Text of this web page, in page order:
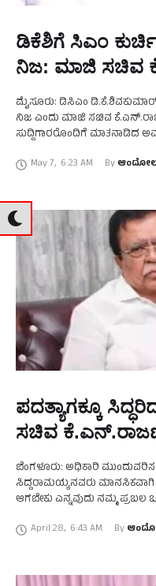
ಡಿಕೆಶಿಗೆ ಸಿಎಂ
ನಿಜ: ಮಾಜಿ ಸಚಿವ
ಮೈಸೂರು: ಡಿಸಿಎಂ
ನಿಜ ಎಂದು ಮಾಜಿ ಸಚಿವ
ಸುದ್ದಿಗಾರರೊಂದಿಗೆ ಮಾತನಾಡಿದ
May 7, 6:23 AM By
ಪದತ್ಯಾಗಕ್ಕೂ
ಸಚಿವ
ಬೆಂಗಳೂರು: ಅಧಿಕಾರಿ
ಸಿದ್ದರಾಮಯ್ಯನವರು ಮಾನಸಿಕವಾಗಿ
ಆಗಬೇಕು ಎನ್ನವುದು ನಮ್ಮ
ಮಾತನಾಡಿದ ಅವರು, …
April 28, 6:43 AM By